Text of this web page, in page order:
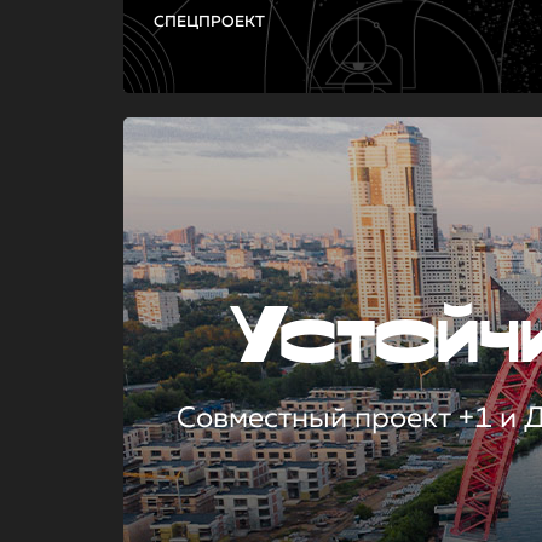
СПЕЦПРОЕКТ
Совместный проект +1 и